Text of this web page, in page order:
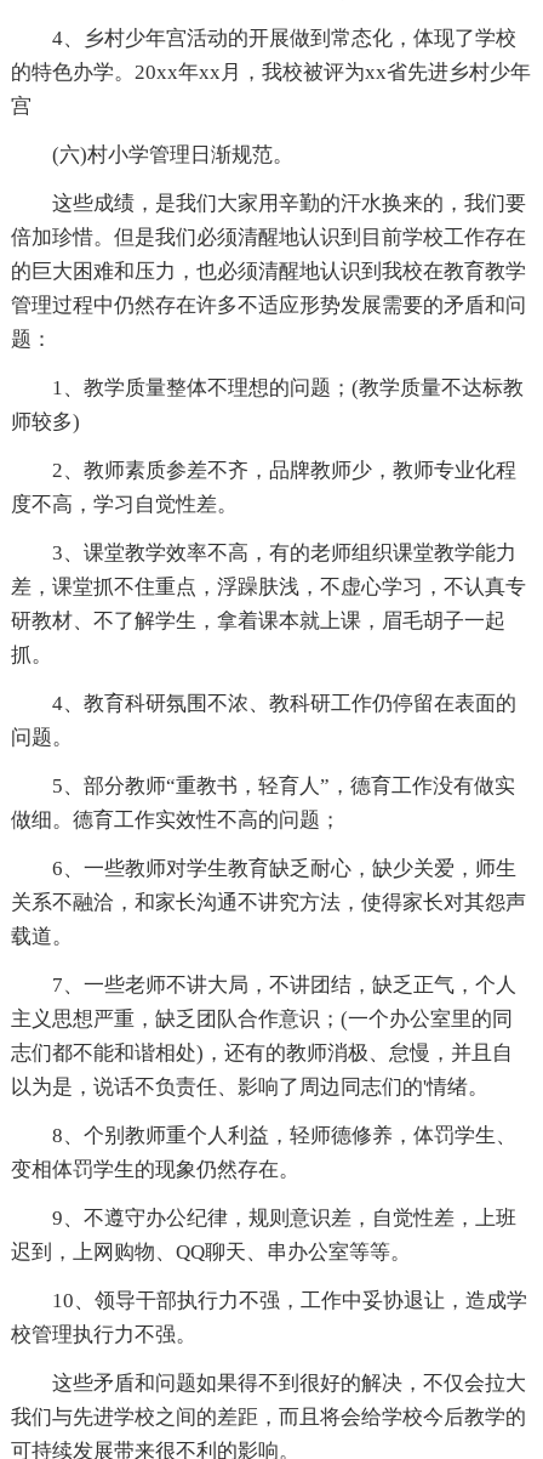
4、乡村少年宫活动的开展做到常态化，体现了学校
的特色办学。20xx年xx月，我校被评为xx省先进乡村少年
宫
(六)村小学管理日渐规范。
这些成绩，是我们大家用辛勤的汗水换来的，我们要
倍加珍惜。但是我们必须清醒地认识到目前学校工作存在
的巨大困难和压力，也必须清醒地认识到我校在教育教学
管理过程中仍然存在许多不适应形势发展需要的矛盾和问
题：
1、教学质量整体不理想的问题；(教学质量不达标教
师较多)
2、教师素质参差不齐，品牌教师少，教师专业化程
度不高，学习自觉性差。
3、课堂教学效率不高，有的老师组织课堂教学能力
差，课堂抓不住重点，浮躁肤浅，不虚心学习，不认真专
研教材、不了解学生，拿着课本就上课，眉毛胡子一起
抓。
4、教育科研氛围不浓、教科研工作仍停留在表面的
问题。
5、部分教师“重教书，轻育人”，德育工作没有做实
做细。德育工作实效性不高的问题；
6、一些教师对学生教育缺乏耐心，缺少关爱，师生
关系不融洽，和家长沟通不讲究方法，使得家长对其怨声
载道。
7、一些老师不讲大局，不讲团结，缺乏正气，个人
主义思想严重，缺乏团队合作意识；(一个办公室里的同
志们都不能和谐相处)，还有的教师消极、怠慢，并且自
以为是，说话不负责任、影响了周边同志们的'情绪。
8、个别教师重个人利益，轻师德修养，体罚学生、
变相体罚学生的现象仍然存在。
9、不遵守办公纪律，规则意识差，自觉性差，上班
迟到，上网购物、QQ聊天、串办公室等等。
10、领导干部执行力不强，工作中妥协退让，造成学
校管理执行力不强。
这些矛盾和问题如果得不到很好的解决，不仅会拉大
我们与先进学校之间的差距，而且将会给学校今后教学的
可持续发展带来很不利的影响。